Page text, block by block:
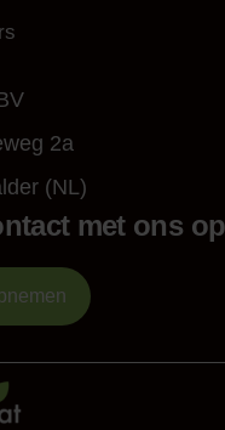
2a
(NL)
met ons op